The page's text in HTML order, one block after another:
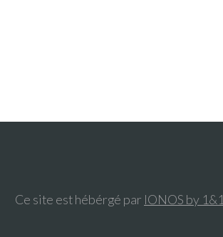
Ce site est hébérgé par IONOS by 1&1